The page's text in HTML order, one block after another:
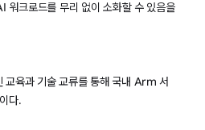
워크로드를 무리 없이 소화할 수 있음을
교육과 기술 교류를 통해 국내 Arm 서
다.